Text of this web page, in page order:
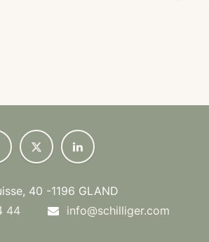
40 -1196 GLAND
44
info@schilliger.com